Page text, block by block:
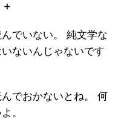
でいない。
純文学な
ないんじゃないです
でおかないとね。
何
。